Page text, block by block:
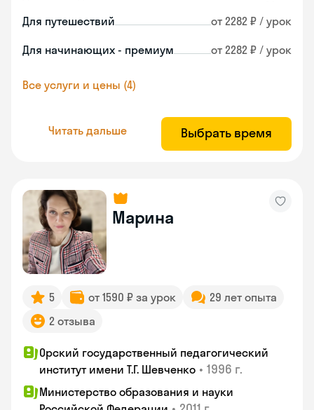
Для путешествий от 2282 ₽ / урок
Для начинающих - премиум от 2282 ₽ / урок
Все услуги и цены (4)
Читать дальше Выбрать время
Марина
5 от 1590 ₽ за урок
29 лет опыта
2 отзыва
Орский государственный педагогический
институт имени Т.Г. Шевченко • 1996 г.
Министерство образования и науки